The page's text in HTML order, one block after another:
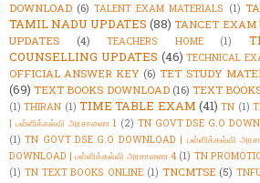
DOWNLOAD (6) TALENT EXAM MATERIALS (1)
TAMIL NADU UPDATES (88) TANCET EXAM
UPDATES
(4) TEACHERS HOME (1)
COUNSELLING UPDATES (46) TECHNICAL
OFFICIAL ANSWER KEY (6) TET STUDY
(69) TEXT BOOKS DOWNLOAD (16) TEXT
(1) THIRAN (1) TIME TABLE EXAM (41) TN (1)
| பள்ளிக்கல்வி அரசாணை 1 (2) TN GOVT DSE G.O
(1) TN GOVT DSE G.O DOWNLOAD | பள்ளிக்கல்வி
DOWNLOAD | பள்ளிக்கல்வி அரசாணை 4 (1) TN
(1) TN TEXT BOOKS ONLINE (1) TNCMTSE (5)